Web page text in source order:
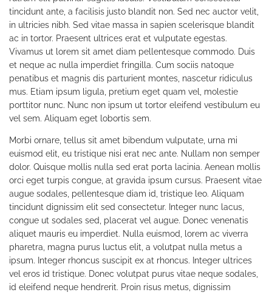
tincidunt ante, a facilisis justo blandit non. Sed nec auctor velit,
in ultricies nibh. Sed vitae massa in sapien scelerisque blandit
ac in tortor. Praesent ultrices erat et vulputate egestas.
Vivamus ut lorem sit amet diam pellentesque commodo. Duis
et neque ac nulla imperdiet fringilla. Cum sociis natoque
penatibus et magnis dis parturient montes, nascetur ridiculus
mus. Etiam ipsum ligula, pretium eget quam vel, molestie
porttitor nunc. Nunc non ipsum ut tortor eleifend vestibulum eu
vel sem. Aliquam eget lobortis sem.
Morbi ornare, tellus sit amet bibendum vulputate, urna mi
euismod elit, eu tristique nisi erat nec ante. Nullam non semper
dolor. Quisque mollis nulla sed erat porta lacinia. Aenean mollis
orci eget turpis congue, at gravida ipsum cursus. Praesent vitae
augue sodales, pellentesque diam id, tristique leo. Aliquam
tincidunt dignissim elit sed consectetur. Integer nunc lacus,
congue ut sodales sed, placerat vel augue. Donec venenatis
aliquet mauris eu imperdiet. Nulla euismod, lorem ac viverra
pharetra, magna purus luctus elit, a volutpat nulla metus a
ipsum. Integer rhoncus suscipit ex at rhoncus. Integer ultrices
vel eros id tristique. Donec volutpat purus vitae neque sodales,
id eleifend neque hendrerit. Proin risus metus, dignissim